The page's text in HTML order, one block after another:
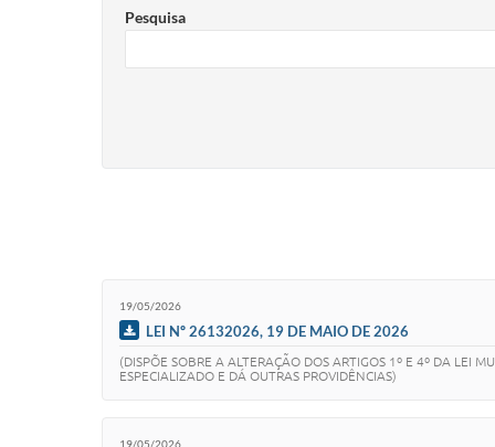
Pesquisa
19/05/2026
LEI Nº 26132026, 19 DE MAIO DE 2026
(DISPÕE SOBRE A ALTERAÇÃO DOS ARTIGOS 1º E 4º DA LEI
ESPECIALIZADO E DÁ OUTRAS PROVIDÊNCIAS)
19/05/2026